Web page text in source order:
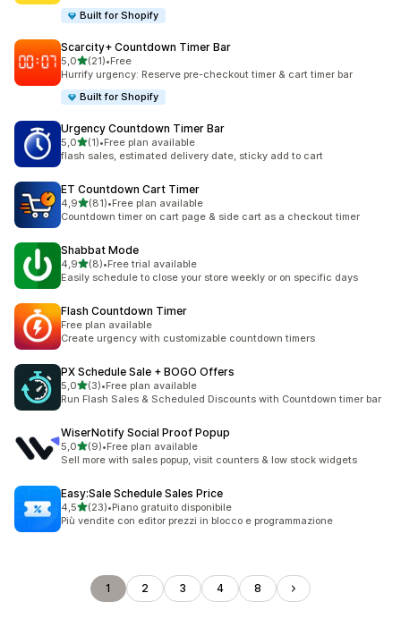
Built for Shopify
Scarcity+ Countdown Timer Bar
5,0stelle su 5
(21)
21 recensioni totali
•Free
Hurrify urgency: Reserve pre-checkout timer & cart timer bar
Built for Shopify
Urgency Countdown Timer Bar
5,0stelle su 5
(1)
1 recensioni totali
•Free plan available
flash sales, estimated delivery date, sticky add to cart
ET Countdown Cart Timer
4,9stelle su 5
(81)
81 recensioni totali
•Free plan available
Countdown timer on cart page & side cart as a checkout timer
Shabbat Mode
4,9stelle su 5
(8)
8 recensioni totali
•Free trial available
Easily schedule to close your store weekly or on specific days
Flash Countdown Timer
Free plan available
Create urgency with customizable countdown timers
PX Schedule Sale + BOGO Offers
5,0stelle su 5
(3)
3 recensioni totali
•Free plan available
Run Flash Sales & Scheduled Discounts with Countdown timer bar
WiserNotify Social Proof Popup
5,0stelle su 5
(9)
9 recensioni totali
•Free plan available
Sell more with sales popup, visit counters & low stock widgets
Easy:Sale Schedule Sales Price
4,5stelle su 5
(23)
23 recensioni totali
•Piano gratuito disponibile
Più vendite con editor prezzi in blocco e programmazione
1 2 3 4 8